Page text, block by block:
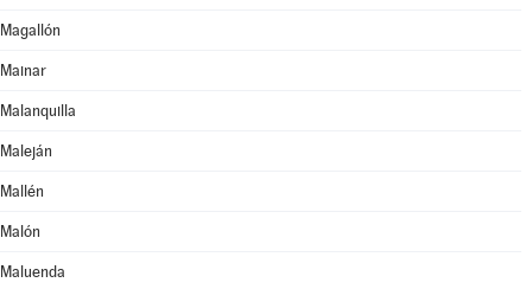
Magallón
Mainar
Malanquilla
Maleján
Mallén
Malón
Maluenda